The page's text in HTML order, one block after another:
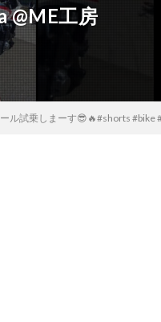
@ME工房
ル試乗しまーす😎🔥#shorts #bike